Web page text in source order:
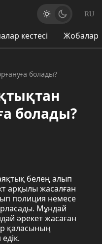
RU
кестесі Жобалар
болады?
болады?
белең алып
арқылы жасалған
полиция немесе
Мұндай
әрекет жасаған
қаласының